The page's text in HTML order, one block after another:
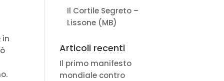
in
Il Cortile Segreto –
Lissone (MB)
Articoli recenti
Il primo manifesto
mondiale contro